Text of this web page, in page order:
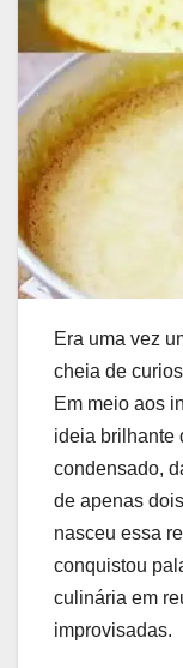
Era uma vez
cheia de
Em meio aos
ideia brilhante
condensado,
de apenas
nasceu essa
conquistou
culinária em
improvisadas.